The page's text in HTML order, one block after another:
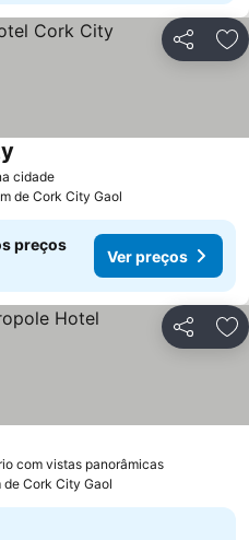
Partilhar
cidade
de Cork City Gaol
preços
Ver preços
Partilhar
com vistas panorâmicas
de Cork City Gaol